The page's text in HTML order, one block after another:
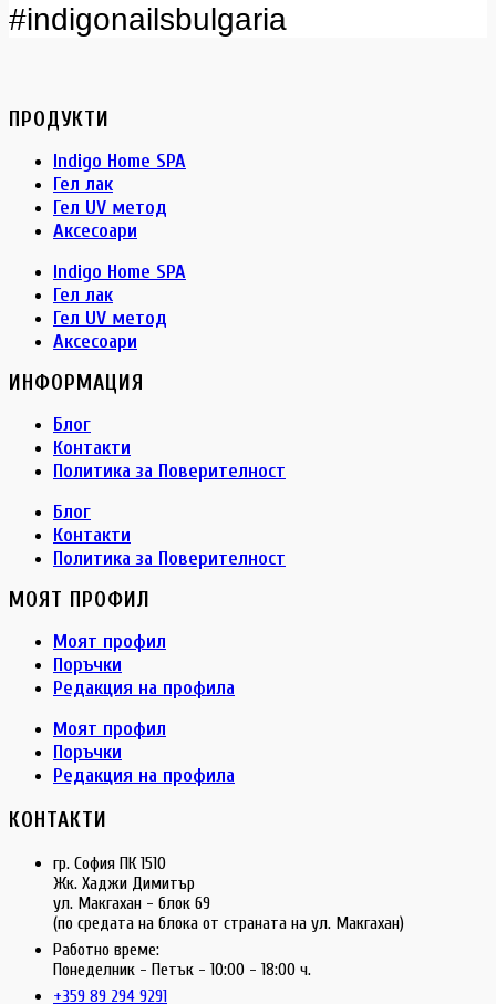
#indigonailsbulgaria
ПРОДУКТИ
Indigo Home SPA
Гел лак
Гел UV метод
Аксесоари
Indigo Home SPA
Гел лак
Гел UV метод
Аксесоари
ИНФОРМАЦИЯ
Блог
Контакти
Политика за Поверителност
Блог
Контакти
Политика за Поверителност
МОЯТ ПРОФИЛ
Моят профил
Поръчки
Редакция на профила
Моят профил
Поръчки
Редакция на профила
КОНТАКТИ
гр. София ПК 1510
Жк. Хаджи Димитър
ул. Макгахан - блок 69
(по средата на блока от страната на ул. Макгахан)
Работно време:
Понеделник - Петък - 10:00 - 18:00 ч.
+359 89 294 9291